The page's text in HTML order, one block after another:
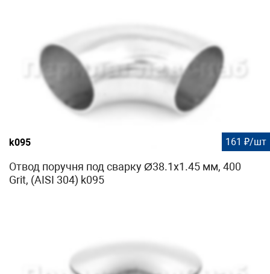
k095 161 ₽/шт
Отвод поручня под сварку Ø38.1х1.45 мм, 400
Grit, (AISI 304) k095